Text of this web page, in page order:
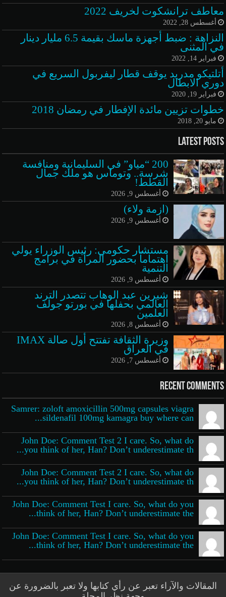
معاطف ترانشكوت لخريف 2022
أغسطس 28, 2022
النزاهة : ضبط أجهزة ماسك بقيمة 6.5 مليار دينار
في المثنى
فبراير 14, 2022
أتلتيكو مدريد يوقف قطار ليفربول السريع في
دوري الابطال
فبراير 19, 2020
خطوات تزيين مائدة الإفطار في رمضان 2018
مايو 20, 2018
Latest Posts
200 “مياو” في السليمانية ومنافسة
شرسة.. وتوماس هو ملك جمال
القطط!
أغسطس 9, 2026
(ازمة ولاء)
أغسطس 9, 2026
مستشار حكومي: رئيس الوزراء يولي
اهتماماً بحضور المرأة في برامج
التنمية
أغسطس 9, 2026
شيرين عبد الوهاب تتصدر الترند
العالمي بحفلها في بورتو جولف
العلمين
أغسطس 8, 2026
وزيرة الثقافة تفتتح أول صالة IMAX
في العراق
أغسطس 7, 2026
Recent Comments
Samrer: zoloft amoxicillin 500mg capsules viagra
sildenafil 100mg kamagra buy where can...
John Doe: Comment Test 2 I care. So, what do
you think of her, Han? Don’t underestimate th...
John Doe: Comment Test 2 I care. So, what do
you think of her, Han? Don’t underestimate th...
John Doe: Comment Test I care. So, what do you
think of her, Han? Don’t underestimate the...
John Doe: Comment Test I care. So, what do you
think of her, Han? Don’t underestimate the...
المقالات والآراء تعبر عن رأي كتابها ولا تعبر بالضرورة عن